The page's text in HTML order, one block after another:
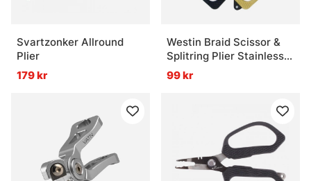
Svartzonker Allround
Plier
179 kr
Westin Braid Scissor &
Splitring Plier Stainless
5'/12,5cm
99 kr